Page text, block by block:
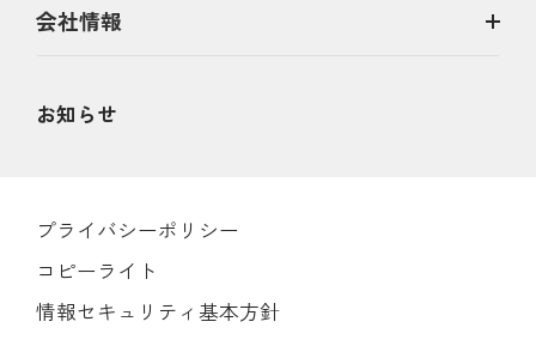
会社情報
お知らせ
プライバシーポリシー
コピーライト
情報セキュリティ基本方針